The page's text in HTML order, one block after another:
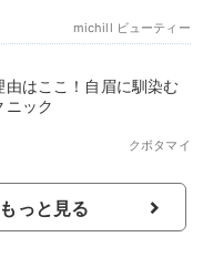
michill ビューティー
由はここ！自眉に馴染む
ニック
クボタマイ
っと見る